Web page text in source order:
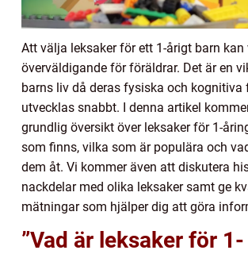
Att välja leksaker för ett 1-årigt barn kan
överväldigande för föräldrar. Det är en
barns liv då deras fysiska och kognitiva
utvecklas snabbt. I denna artikel
grundlig översikt över leksaker för 1-
som finns, vilka som är populära och
dem åt. Vi kommer även att diskutera
nackdelar med olika leksaker samt ge
mätningar som hjälper dig att göra
”Vad är leksaker för 1-